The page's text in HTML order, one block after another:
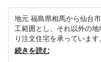
地元 福島県相馬から仙台
工範囲とし、それ以外の
り注文住宅を承っています
続きを読む